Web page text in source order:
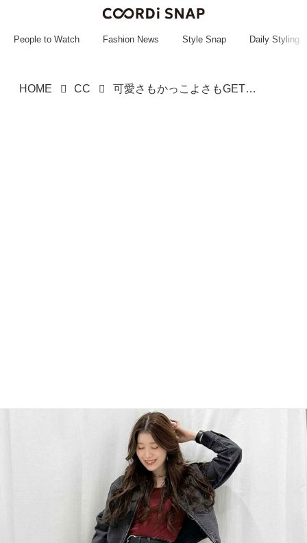
~~~~~~~~~~~
People to Watch Fashion News Style Snap Daily Styling
HOME CC 可愛さもかっこよさもGET♡【GU】ヴィンテージっぽい「デニムジャケット」